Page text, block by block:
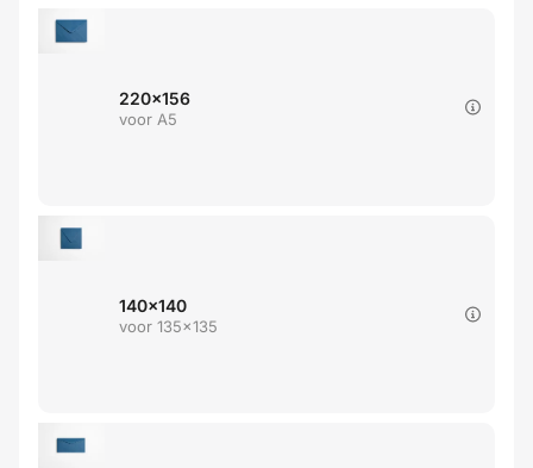
220x156
voor A5
140x140
voor 135x135